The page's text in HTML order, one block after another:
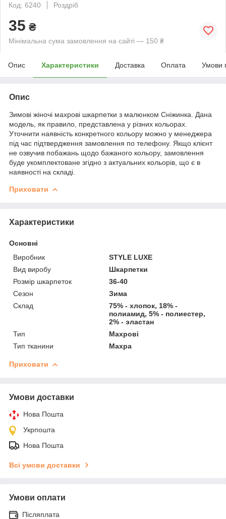
Код: 6240
Роздріб
35 ₴
Мінімальна сума замовлення на сайті — 150 ₴
Опис Характеристики Доставка Оплата Умови
Опис
Зимові жіночі махрові шкарпетки з малюнком Сніжинка. Дана
модель, як правило, представлена у різних кольорах.
Уточнити наявність конкретного кольору можно у менеджера
під час підтвердження замовлення по телефону. Якщо клієнт
не озвучив побажань щодо бажаного кольору, замовлення
буде укомплектоване згідно з актуальних кольорів, що є в
наявності на складі.
Приховати
Характеристики
Основні
Виробник
STYLE LUXE
Вид виробу
Шкарпетки
Розмір шкарпеток
36-40
Сезон
Зима
Склад
75% - хлопок, 18% -
полиамид, 5% - полиестер,
2% - эластан
Тип
Махрові
Тип тканини
Махра
Приховати
Умови доставки
Нова Пошта
Укрпошта
Нова Пошта
Всі умови доставки
Умови оплати
Післяплата